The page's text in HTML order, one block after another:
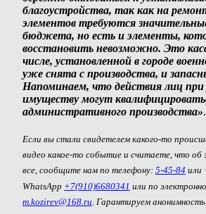
благоустройства, так как на
элементов требуются
бюджета, но есть и элементы,
восстановить невозможно. Это
числе, установленной в городе
уже снята с производства, и
Напоминаем, что действия лиц при
имуществу могут
административного производства».
Если вы стали свидетелем какого-то
видео какое-то событие и считаете, что
все, сообщите нам по телефону: 5-45-84 или
WhatsApp +7(910)6680341 или по
m.kozirev@168.ru . Гарантируем